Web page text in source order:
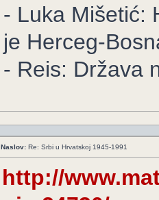
- Luka Mišetić:
je Herceg-
- Reis: Država
Naslov: Re: Srbi u Hrvatskoj 1945-1991
http://